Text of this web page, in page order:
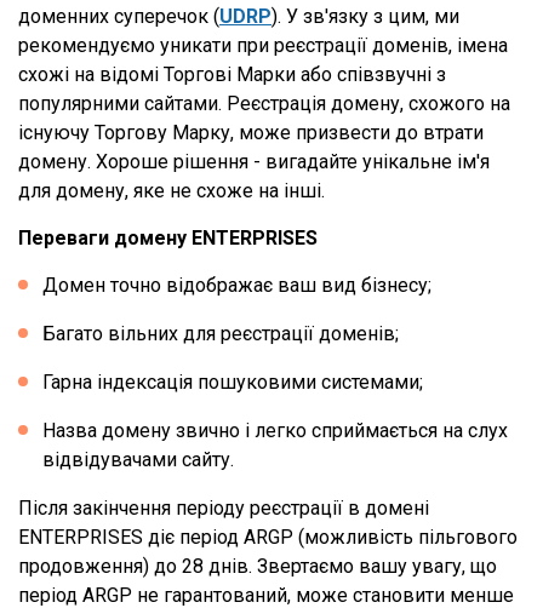
доменних суперечок (UDRP). У зв'язку з цим, ми
рекомендуємо уникати при реєстрації доменів, імена
схожі на відомі Торгові Марки або співзвучні з
популярними сайтами. Реєстрація домену, схожого на
існуючу Торгову Марку, може призвести до втрати
домену. Хороше рішення - вигадайте унікальне ім'я
для домену, яке не схоже на інші.
Переваги домену ENTERPRISES
Домен точно відображає ваш вид бізнесу;
Багато вільних для реєстрації доменів;
Гарна індексація пошуковими системами;
Назва домену звично і легко сприймається на слух
відвідувачами сайту.
Після закінчення періоду реєстрації в домені
ENTERPRISES діє період ARGP (можливість пільгового
продовження) до 28 днів. Звертаємо вашу увагу, що
період ARGP не гарантований, може становити менше